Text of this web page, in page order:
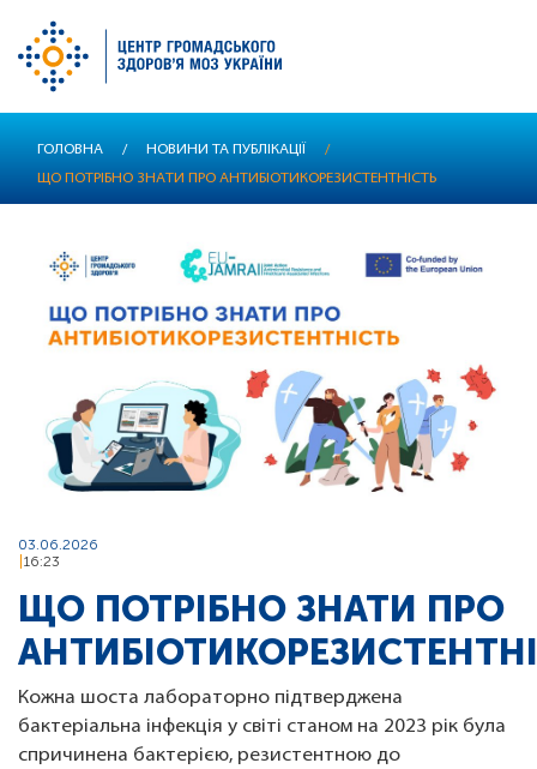
основного
ГОЛОВНА / НОВИНИ ТА ПУБЛІКАЦІЇ
/
ЩО ПОТРІБНО ЗНАТИ ПРО АНТИБІОТИКОРЕЗИСТЕНТНІСТЬ
03.06.2026
16:23
ЩО ПОТРІБНО ЗНАТИ ПРО
Кожна шоста лабораторно підтверджена
бактеріальна інфекція у світі станом на 2023 рік була
спричинена бактерією, резистентною до